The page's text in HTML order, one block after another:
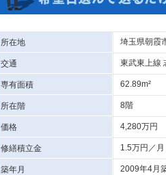
所在地 埼玉県朝霞
交通 東武東上線
専有面積 62.89m²
所在階 8階
価格 4,280万円
修繕積立金 1.5万円／月
築年月 2009年4月